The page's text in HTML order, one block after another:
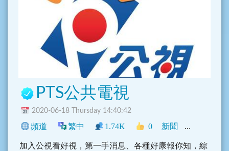
PTS公共電視
2020-06-18 Thursday 14:40:42
頻道 繁中 1.74K 0 新聞 臺灣
加入公視看好視，第一手消息、各種好康報你知，綜